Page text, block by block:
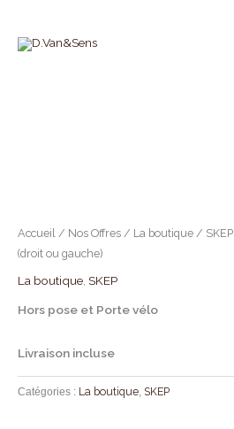
contenu
Accueil / Nos Offres / La boutique / SKEP
(droit ou gauche)
La boutique SKEP
Hors pose et Porte vélo
Livraison incluse
Catégories : La boutique, SKEP